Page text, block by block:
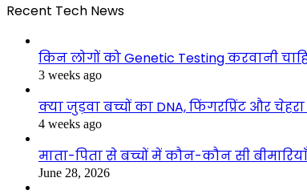
Recent Tech News
किन लोगों को Genetic Testing करवानी
3 weeks ago
क्या जुड़वा बच्चों का DNA, फिंगरप्रिंट और
4 weeks ago
माता-पिता से बच्चों में कौन-कौन सी
June 28, 2026